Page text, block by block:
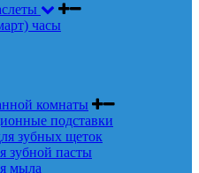
часы
комнаты
подставки
зубных щеток
зубной пасты
мыла